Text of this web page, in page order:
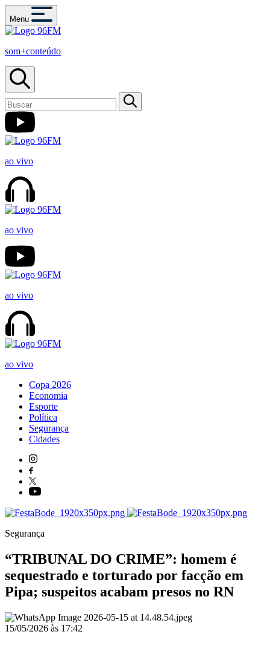
Menu
som+conteúdo
ao vivo
ao vivo
ao vivo
ao vivo
Copa 2026
Economia
Esporte
Política
Segurança
Cidades
Segurança
“TRIBUNAL DO CRIME”: homem é
sequestrado e torturado por facção em
Pipa; suspeitos acabam presos no RN
15/05/2026 às 17:42